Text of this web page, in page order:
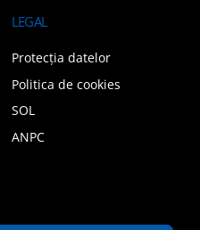
LEGAL
Protecția datelor
Politica de cookies
SOL
ANPC